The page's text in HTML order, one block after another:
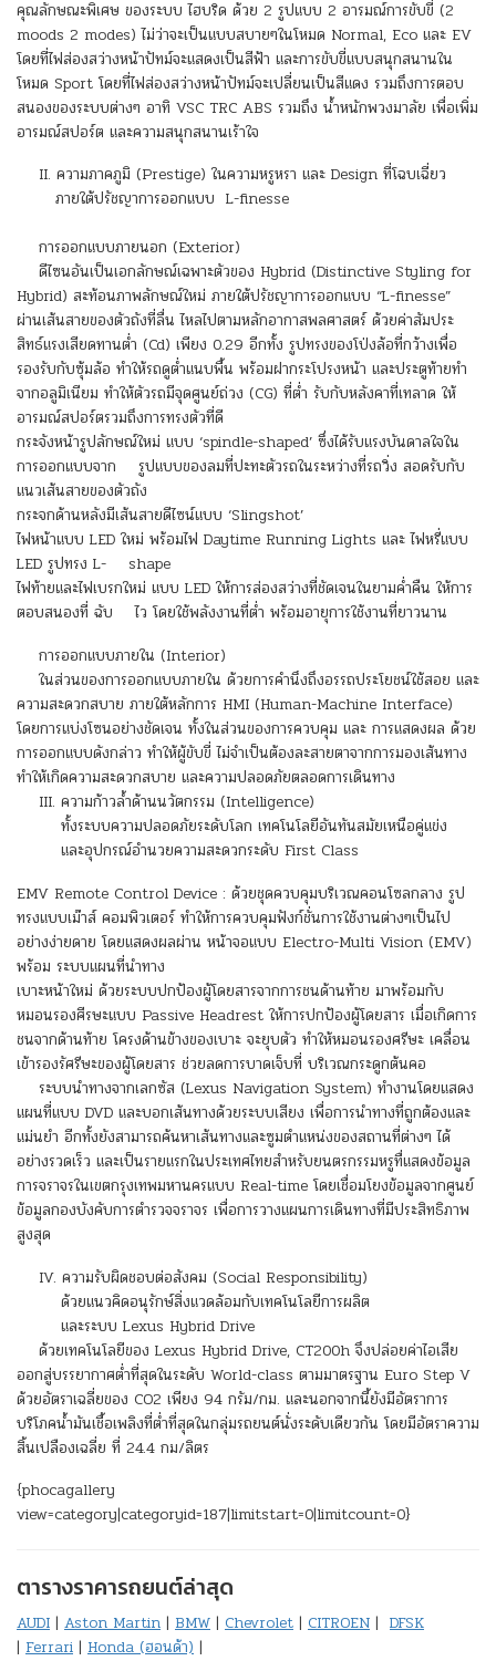
คุณลักษณะพิเศษ ของระบบ ไฮบริด ด้วย 2 รูปแบบ 2 อารมณ์การขับขี่ (2
moods 2 modes) ไม่ว่าจะเป็นแบบสบายๆในโหมด Normal, Eco และ EV
โดยที่ไฟส่องสว่างหน้าปัทม์จะแสดงเป็นสีฟ้า และการขับขี่แบบสนุกสนานใน
โหมด Sport โดยที่ไฟส่องสว่างหน้าปัทม์จะเปลี่ยนเป็นสีแดง รวมถึงการตอบ
สนองของระบบต่างๆ อาทิ VSC TRC ABS รวมถึง น้ำหนักพวงมาลัย เพื่อเพิ่ม
อารมณ์สปอร์ต และความสนุกสนานเร้าใจ
II. ความภาคภูมิ (Prestige) ในความหรูหรา และ Design ที่โฉบเฉี่ยว
ภายใต้ปรัชญาการออกแบบ L-finesse
การออกแบบภายนอก (Exterior)
ดีไซนอันเป็นเอกลักษณ์เฉพาะตัวของ Hybrid (Distinctive Styling for
Hybrid) สะท้อนภาพลักษณ์ใหม่ ภายใต้ปรัชญาการออกแบบ “L-finesse”
ผ่านเส้นสายของตัวถังที่ลื่น ไหลไปตามหลักอากาสพลศาสตร์ ด้วยค่าสัมประ
สิทธ์แรงเสียดทานต่ำ (Cd) เพียง 0.29 อีกทั้ง รูปทรงของโป่งล้อที่กว้างเพื่อ
รองรับกับซุ้มล้อ ทำให้รถดูต่ำแนบพื้น พร้อมฝากระโปรงหน้า และประตูท้ายทำ
จากอลูมิเนียม ทำให้ตัวรถมีจุดศูนย์ถ่วง (CG) ที่ต่ำ รับกับหลังคาที่เทลาด ให้
อารมณ์สปอร์ตรวมถึงการทรงตัวที่ดี
กระจังหน้ารูปลักษณ์ใหม่ แบบ ‘spindle-shaped’ ซึ่งได้รับแรงบันดาลใจใน
การออกแบบจาก รูปแบบของลมที่ปะทะตัวรถในระหว่างที่รถวิ่ง สอดรับกับ
แนวเส้นสายของตัวถัง
กระจกด้านหลังมีเส้นสายดีไซน์แบบ ‘Slingshot’
ไฟหน้าแบบ LED ใหม่ พร้อมไฟ Daytime Running Lights และ ไฟหรี่แบบ
LED รูปทรง L- shape
ไฟท้ายและไฟเบรกใหม่ แบบ LED ให้การส่องสว่างที่ชัดเจนในยามค่ำคืน ให้การ
ตอบสนองที่ ฉับ ไว โดยใช้พลังงานที่ต่ำ พร้อมอายุการใช้งานที่ยาวนาน
การออกแบบภายใน (Interior)
ในส่วนของการออกแบบภายใน ด้วยการคำนึงถึงอรรถประโยชน์ใช้สอย และ
ความสะดวกสบาย ภายใต้หลักการ HMI (Human-Machine Interface)
โดยการแบ่งโซนอย่างชัดเจน ทั้งในส่วนของการควบคุม และ การแสดงผล ด้วย
การออกแบบดังกล่าว ทำให้ผู้ขับขี่ ไม่จำเป็นต้องละสายตาจากการมองเส้นทาง
ทำให้เกิดความสะดวกสบาย และความปลอดภัยตลอดการเดินทาง
III. ความก้าวล้ำด้านนวัตกรรม (Intelligence)
ทั้งระบบความปลอดภัยระดับโลก เทคโนโลยีอันทันสมัยเหนือคู่แข่ง
และอุปกรณ์อำนวยความสะดวกระดับ First Class
EMV Remote Control Device : ด้วยชุดควบคุมบริเวณคอนโซลกลาง รูป
ทรงแบบเม๊าส์ คอมพิวเตอร์ ทำให้การควบคุมฟังก์ชั่นการใช้งานต่างๆเป็นไป
อย่างง่ายดาย โดยแสดงผลผ่าน หน้าจอแบบ Electro-Multi Vision (EMV)
พร้อม ระบบแผนที่นำทาง
เบาะหน้าใหม่ ด้วยระบบปกป้องผู้โดยสารจากการชนด้านท้าย มาพร้อมกับ
หมอนรองศีรษะแบบ Passive Headrest ให้การปกป้องผู้โดยสาร เมื่อเกิดการ
ชนจากด้านท้าย โครงด้านข้างของเบาะ จะยุบตัว ทำให้หมอนรองศรีษะ เคลื่อน
เข้ารองรัศรีษะของผู้โดยสาร ช่วยลดการบาดเจ็บที่ บริเวณกระดูกต้นคอ
ระบบนำทางจากเลกซัส (Lexus Navigation System) ทำงานโดยแสดง
แผนที่แบบ DVD และบอกเส้นทางด้วยระบบเสียง เพื่อการนำทางที่ถูกต้องและ
แม่นยำ อีกทั้งยังสามารถค้นหาเส้นทางและซูมตำแหน่งของสถานที่ต่างๆ ได้
อย่างรวดเร็ว และเป็นรายแรกในประเทศไทยสำหรับยนตรกรรมหรูทื่แสดงข้อมูล
การจราจรในเขตกรุงเทพมหานครแบบ Real-time โดยเชื่อมโยงข้อมูลจากศูนย์
ข้อมูลกองบังคับการตำรวจจราจร เพื่อการวางแผนการเดินทางที่มีประสิทธิภาพ
สูงสุด
IV. ความรับผิดชอบต่อสังคม (Social Responsibility)
ด้วยแนวคิดอนุรักษ์สิ่งแวดล้อมกับเทคโนโลยีการผลิต
และระบบ Lexus Hybrid Drive
ด้วยเทคโนโลยีของ Lexus Hybrid Drive, CT200h จึงปล่อยค่าไอเสีย
ออกสู่บรรยากาศต่ำที่สุดในระดับ World-class ตามมาตรฐาน Euro Step V
ด้วยอัตราเฉลี่ยของ CO2 เพียง 94 กรัม/กม. และนอกจากนี้ยังมีอัตราการ
บริโภคน้ำมันเชื้อเพลิงที่ต่ำที่สุดในกลุ่มรถยนต์นั่งระดับเดียวกัน โดยมีอัตราความ
สิ้นเปลืองเฉลี่ย ที่ 24.4 กม/ลิตร
{phocagallery
view=category|categoryid=187|limitstart=0|limitcount=0}
ตารางราคารถยนต์ล่าสุด
AUDI | Aston Martin | BMW | Chevrolet | CITROEN | DFSK
| Ferrari | Honda (ฮอนด้า) |